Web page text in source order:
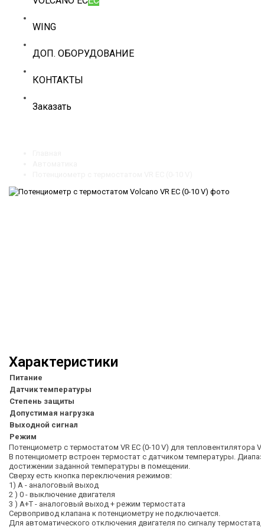
WING
ДОП. ОБОРУДОВАНИЕ
КОНТАКТЫ
Заказать
Характеристики
Питание
Датчик температуры
Степень защиты
Допустимая нагрузка
Выходной сигнал
Режим
Потенциометр с термостатом VR EC (0-10 V) для
В потенциометр встроен термостат с датчиком температуры.
достижении заданной температуры в помещении.
Сверху есть кнопка переключения режимов:
1) A - аналоговый выход
2 ) 0 - выключение двигателя
3 ) A+T - аналоговый выход + режим термостата
Сервопривод клапана к потенциометру не подключается.
Для автоматического отключения двигателя по сигналу